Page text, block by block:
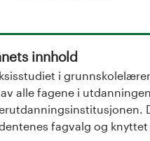
innhold
i
alle fagene i
fagvalg og